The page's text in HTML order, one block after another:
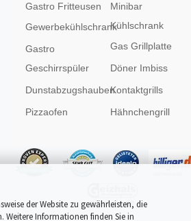
der Website zu gewährleisten, die
Weitere Informationen finden Sie in
Gastro Fritteusen
Gewerbekühlschrank
Gastro
Geschirrspüler
Dunstabzugshauben
Pizzaofen
Minibar
Kühlschrank
Gas Grillplatte
Döner Imbiss
Kontaktgrills
Hähnchengrill